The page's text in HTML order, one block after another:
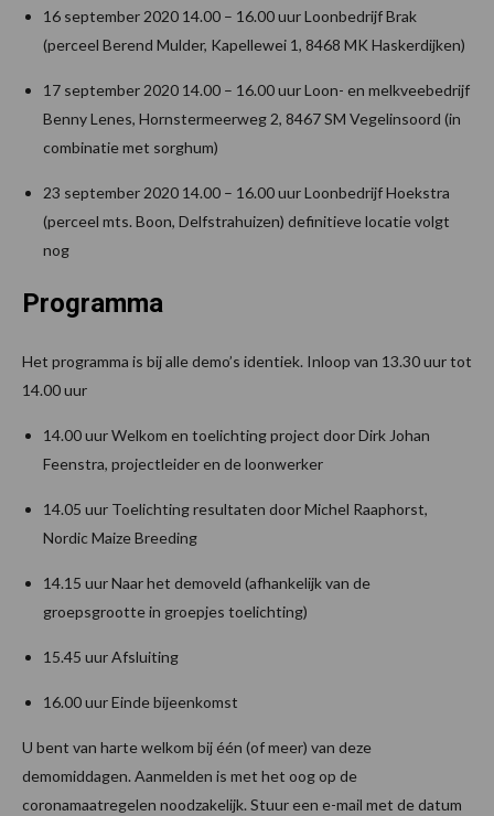
16 september 2020 14.00 – 16.00 uur Loonbedrijf Brak
(perceel Berend Mulder, Kapellewei 1, 8468 MK Haskerdijken)
17 september 2020 14.00 – 16.00 uur Loon- en melkveebedrijf
Benny Lenes, Hornstermeerweg 2, 8467 SM Vegelinsoord (in
combinatie met sorghum)
23 september 2020 14.00 – 16.00 uur Loonbedrijf Hoekstra
(perceel mts. Boon, Delfstrahuizen) definitieve locatie volgt
nog
Programma
Het programma is bij alle demo’s identiek. Inloop van 13.30 uur tot
14.00 uur
14.00 uur Welkom en toelichting project door Dirk Johan
Feenstra, projectleider en de loonwerker
14.05 uur Toelichting resultaten door Michel Raaphorst,
Nordic Maize Breeding
14.15 uur Naar het demoveld (afhankelijk van de
groepsgrootte in groepjes toelichting)
15.45 uur Afsluiting
16.00 uur Einde bijeenkomst
U bent van harte welkom bij één (of meer) van deze
demomiddagen. Aanmelden is met het oog op de
coronamaatregelen noodzakelijk. Stuur een e-mail met de datum